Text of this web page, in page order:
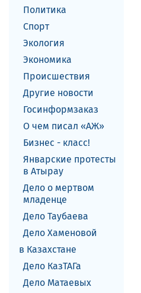
Политика
Спорт
Экология
Экономика
Происшествия
Другие новости
Госинформзаказ
О чем писал «АЖ»
Бизнес - класс!
Январские протесты
в Атырау
Дело о мертвом
младенце
Дело Таубаева
Дело Хаменовой
в Казахстане
Дело КазТАГа
Дело Матаевых